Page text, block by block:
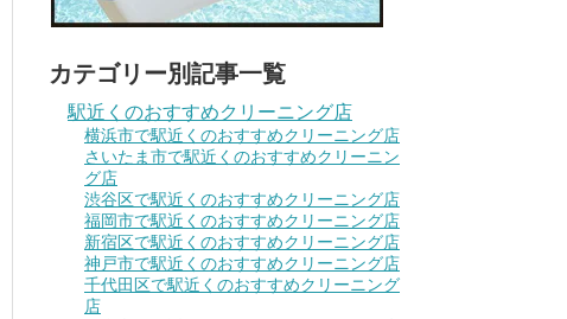
カテゴリー別記事一覧
駅近くのおすすめクリーニング店
横浜市で駅近くのおすすめクリーニング店
さいたま市で駅近くのおすすめクリーニン
グ店
渋谷区で駅近くのおすすめクリーニング店
福岡市で駅近くのおすすめクリーニング店
新宿区で駅近くのおすすめクリーニング店
神戸市で駅近くのおすすめクリーニング店
千代田区で駅近くのおすすめクリーニング
店